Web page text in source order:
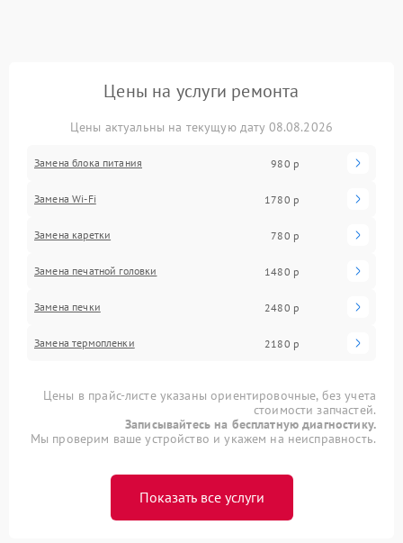
Цены на услуги ремонта
Цены актуальны на текущую дату 08.08.2026
Замена блока питания 980 р
Замена Wi-Fi 1780 р
Замена каретки 780 р
Замена печатной головки 1480 р
Замена печки 2480 р
Замена термопленки 2180 р
Цены в прайс-листе указаны ориентировочные, без учета
стоимости запчастей.
Записывайтесь на бесплатную диагностику.
Мы проверим ваше устройство и укажем на неисправность.
Показать все услуги